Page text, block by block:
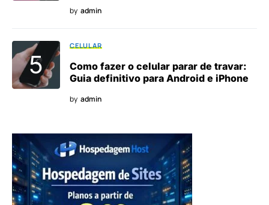
by admin
CELULAR
Como fazer o celular parar de travar:
Guia definitivo para Android e iPhone
by admin